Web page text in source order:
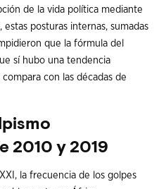
de la vida política mediante
posturas internas, sumadas
que la fórmula del
sí hubo una tendencia
con las décadas de
2010 y 2019
la frecuencia de los golpes